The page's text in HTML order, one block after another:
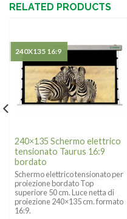
RELATED PRODUCTS
240×135 Schermo elettrico
tensionato Taurus 16:9
bordato
Schermo elettrico tensionato per
proiezione bordato Top
superiore 50 cm. Luce netta di
proiezione 240×135 cm. formato
16:9.
240X135 16:9